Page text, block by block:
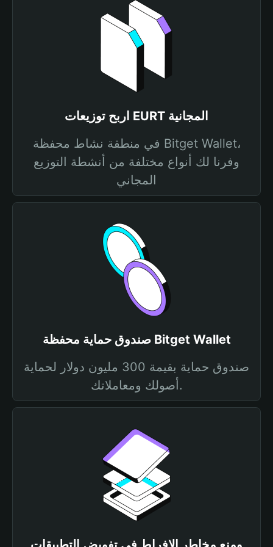
اربح توزيعات EURT المجانية
في منطقة نشاط محفظة Bitget Wallet،
وفرنا لك أنواع مختلفة من أنشطة التوزيع
المجاني
صندوق حماية محفظة Bitget Wallet
صندوق حماية بقيمة 300 مليون دولار لحماية
أصولك ومعاملاتك.